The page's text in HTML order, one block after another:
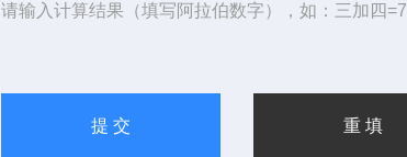
请输入计算结果（填写阿拉伯数字），如：三加四=7